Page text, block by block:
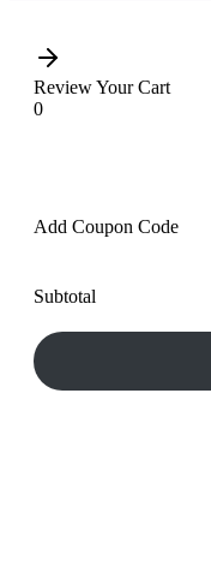
Review Your Cart
0
Add Coupon Code
Subtotal